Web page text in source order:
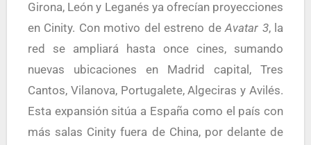
Girona, León y Leganés ya ofrecían proyecciones
en Cinity. Con motivo del estreno deAvatar 3, la
red se ampliará hasta once cines, sumando
nuevas ubicaciones en Madrid capital, Tres
Cantos, Vilanova, Portugalete, Algeciras y Avilés.
Esta expansión sitúa a España como el país con
más salas Cinity fuera de China, por delante de